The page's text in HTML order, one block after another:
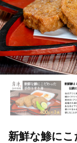
新鮮な鯵に